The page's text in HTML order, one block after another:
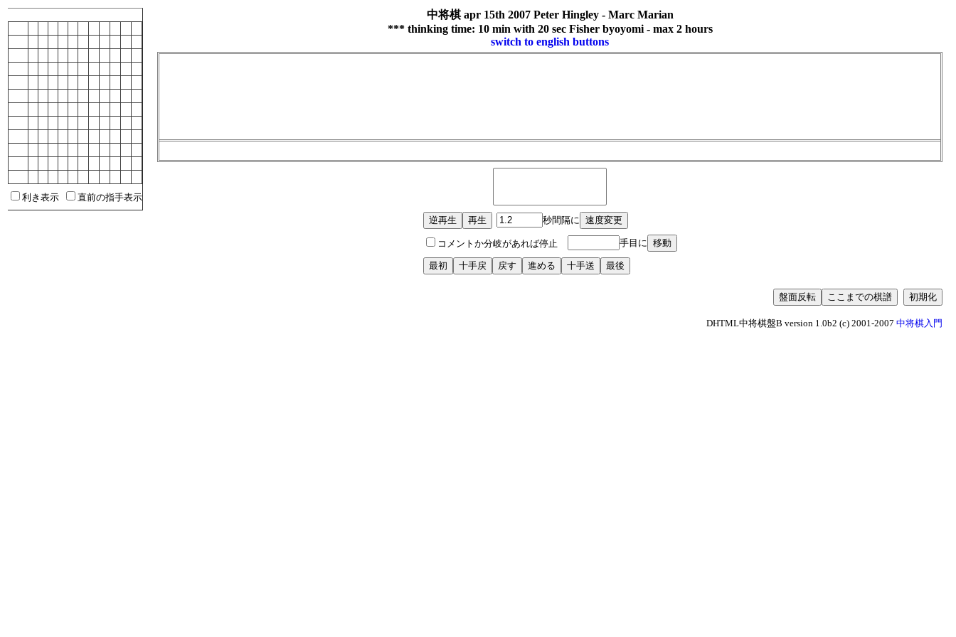
利き表示 直前の指手表示
中将棋 apr 15th 2007 Peter Hingley - Marc Marian
*** thinking time: 10 min with 20 sec Fisher byoyomi - max 2 hours
switch to english buttons
秒間隔に
コメントか分岐があれば停止 手目に
DHTML中将棋盤B version 1.0b2 (c) 2001-2007 中将棋入門